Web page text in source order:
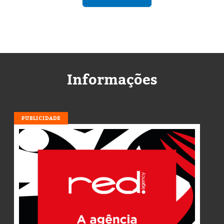
Informações
PUBLICIDADE